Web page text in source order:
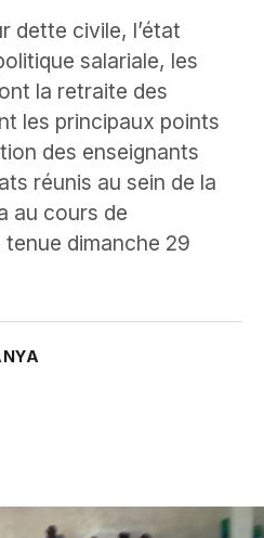
dette civile, l’état
salariale, les
la retraite des
les principaux points
des enseignants
réunis au sein de la
au cours de
tenue dimanche 29